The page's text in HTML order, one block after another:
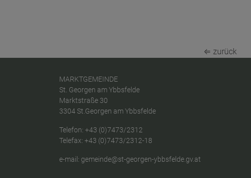
⇐ zurück
MARKTGEMEINDE
St. Georgen am Ybbsfelde
Marktstraße 30
3304 St.Georgen am Ybbsfelde
Telefon: +43 (0)7473/2312
Telefax: +43 (0)7473/2312-18
e-mail: gemeinde@st-georgen-ybbsfelde.gv.at